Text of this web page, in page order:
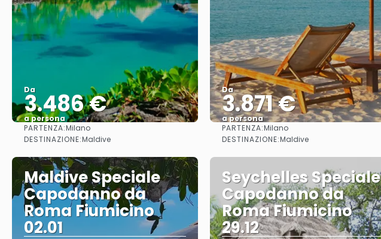
Da
3.486 €
a persona
Vedere
PARTENZA:Milano
DESTINAZIONE:Maldive
Da
3.871 €
a persona
Vedere
PARTENZA:Milano
DESTINAZIONE:Maldive
Maldive Speciale
Capodanno da
Roma Fiumicino
02.01
Seychelles Speciale
Capodanno da
Roma Fiumicino
29.12